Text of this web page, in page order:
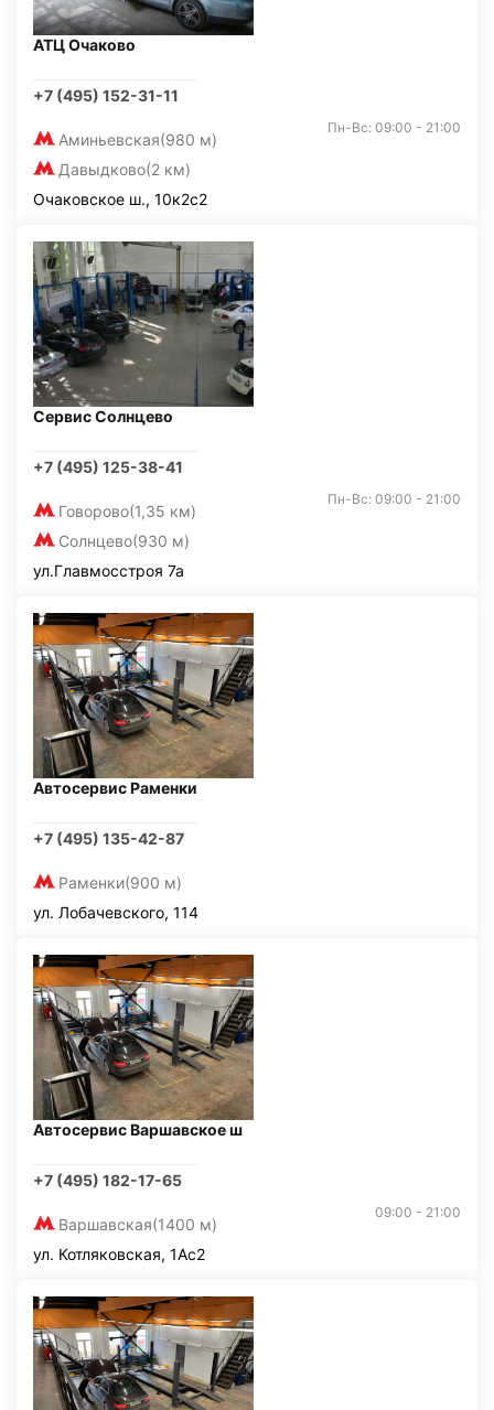
АТЦ Очаково
+7 (495) 152-31-11
Аминьевская(980 м)
Давыдково(2 км)
Пн-Вс: 09:00 - 21:00
Очаковское ш., 10к2с2
Сервис Солнцево
+7 (495) 125-38-41
Говорово(1,35 км)
Солнцево(930 м)
Пн-Вс: 09:00 - 21:00
ул.Главмосстроя 7а
Автосервис Раменки
+7 (495) 135-42-87
Раменки(900 м)
ул. Лобачевского, 114
Автосервис Варшавское ш
+7 (495) 182-17-65
Варшавская(1400 м)
09:00 - 21:00
ул. Котляковская, 1Ас2